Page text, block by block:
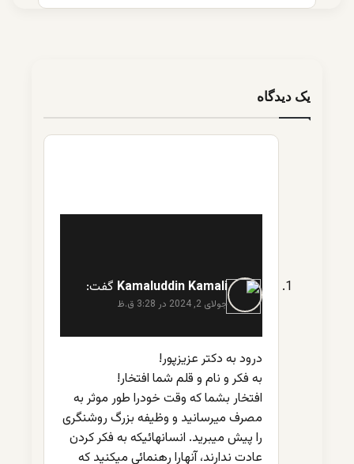
یک دیدگاه
Kamaluddin Kamali گفت:
جولای 2, 2024 در 3:28 ق.ظ
درود به دکتر عزیزپور!
به فکر و نام و قلم شما افتخار!
افتخار بشما که وقت خودرا طور موثر به
مصرف میرسانید و وظیفه بزرگ روشنگری
را پیش میبرید. انسانهائیکه به فکر کردن
عادت ندارند، آنهارا رهنمائی میکنید که